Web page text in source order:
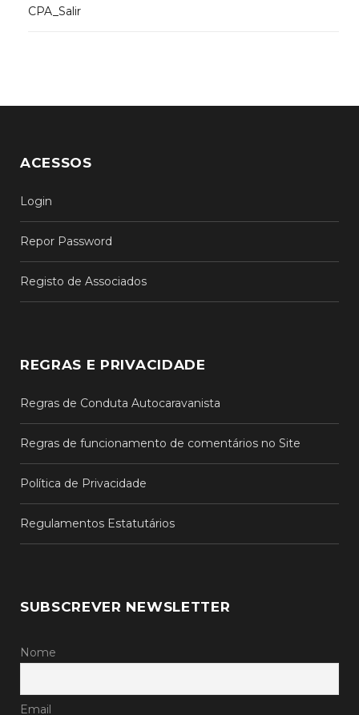
CPA_Salir
ACESSOS
Login
Repor Password
Registo de Associados
REGRAS E PRIVACIDADE
Regras de Conduta Autocaravanista
Regras de funcionamento de comentários no Site
Política de Privacidade
Regulamentos Estatutários
SUBSCREVER NEWSLETTER
Nome
Email